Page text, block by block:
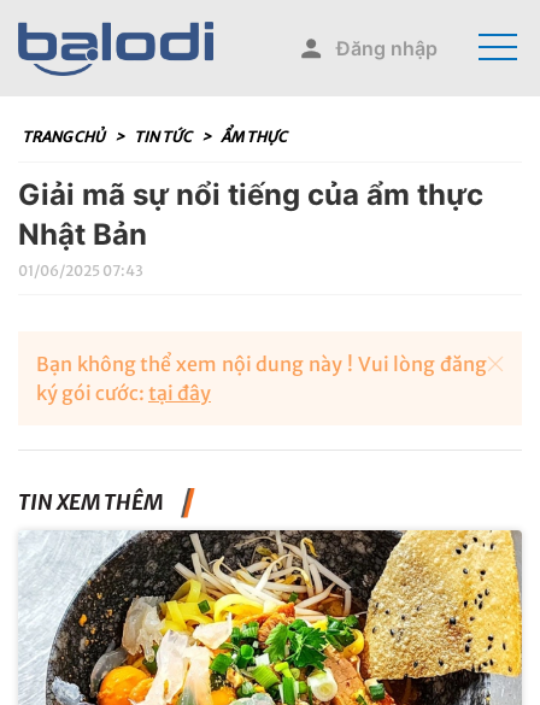
Đăng nhập
TRANG CHỦ > TIN TỨC > ẨM THỰC
Giải mã sự nổi tiếng của ẩm thực
Nhật Bản
01/06/2025 07:43
Bạn không thể xem nội dung này ! Vui lòng đăng
ký gói cước: tại đây
TIN XEM THÊM